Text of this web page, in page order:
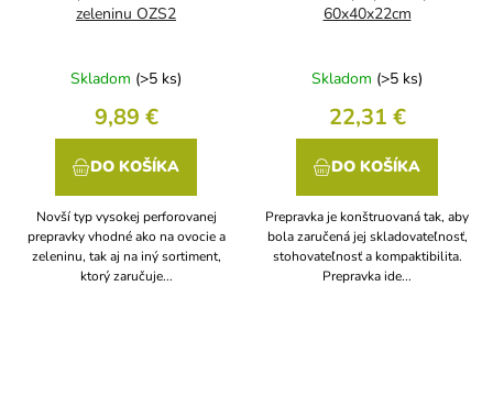
zeleninu OZS2
Skladom (>5 ks)
9,89 €
DO KOŠÍKA
Novší typ vysokej perforovanej
prepravky vhodné ako na ovocie a
zeleninu, tak aj na iný sortiment,
ktorý zaručuje...
60x40x22cm
Skladom (>5 ks)
22,31 €
DO KOŠÍKA
Prepravka je konštruovaná tak, aby
bola zaručená jej skladovateľnosť,
stohovateľnosť a kompaktibilita.
Prepravka ide...